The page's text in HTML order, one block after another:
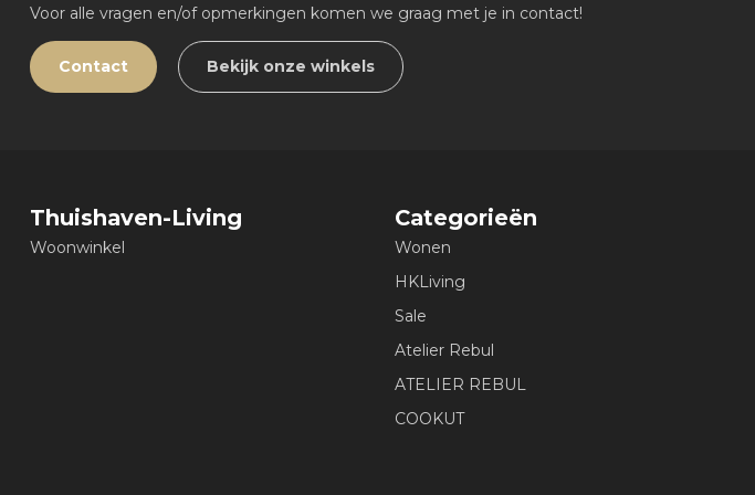
Voor alle vragen en/of opmerkingen komen we graag met je in contact!
Contact Bekijk onze winkels
Thuishaven-Living
Woonwinkel
Categorieën
Wonen
HKLiving
Sale
Atelier Rebul
ATELIER REBUL
COOKUT